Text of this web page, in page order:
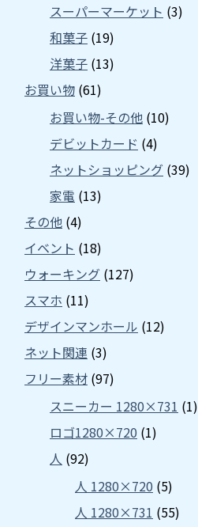
スーパーマーケット (3)
和菓子 (19)
洋菓子 (13)
お買い物 (61)
お買い物-その他 (10)
デビットカード (4)
ネットショッピング (39)
家電 (13)
その他 (4)
イベント (18)
ウォーキング (127)
スマホ (11)
デザインマンホール (12)
ネット関連 (3)
フリー素材 (97)
スニーカー 1280×731 (1)
ロゴ1280×720 (1)
人 (92)
人 1280×720 (5)
人 1280×731 (55)